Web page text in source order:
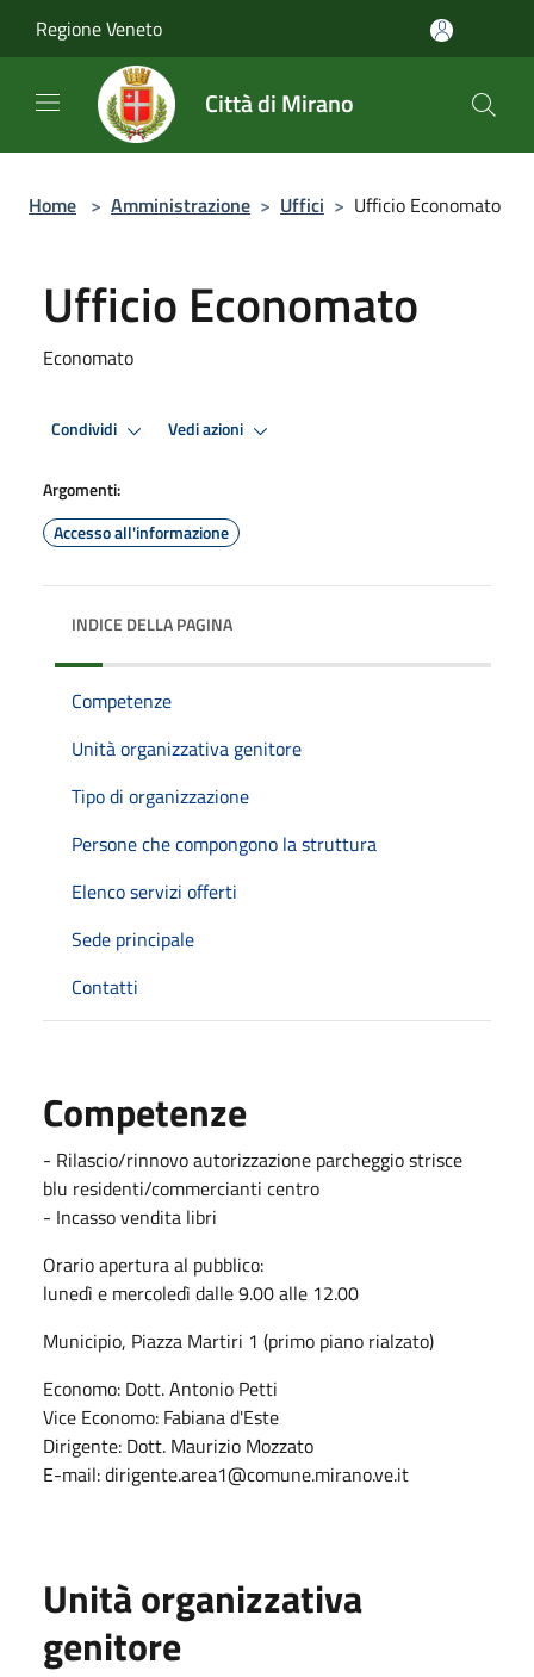
Regione Veneto
Città di Mirano
Home > Amministrazione > Uffici > Ufficio Economato
Ufficio Economato
Economato
Condividi Vedi azioni
Argomenti:
Accesso all'informazione
INDICE DELLA PAGINA
Competenze
Unità organizzativa genitore
Tipo di organizzazione
Persone che compongono la struttura
Elenco servizi offerti
Sede principale
Contatti
Competenze
- Rilascio/rinnovo autorizzazione parcheggio strisce
blu residenti/commercianti centro
- Incasso vendita libri
Orario apertura al pubblico:
lunedì e mercoledì dalle 9.00 alle 12.00
Municipio, Piazza Martiri 1 (primo piano rialzato)
Economo: Dott. Antonio Petti
Vice Economo: Fabiana d'Este
Dirigente: Dott. Maurizio Mozzato
E-mail: dirigente.area1@comune.mirano.ve.it
Unità organizzativa
genitore